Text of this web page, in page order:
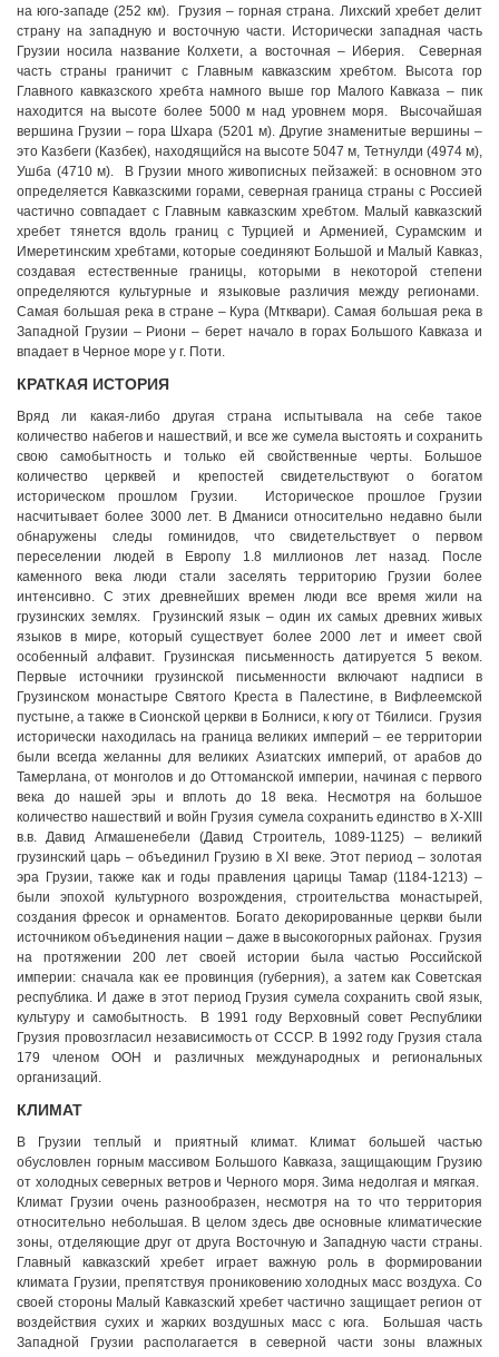
на юго-западе (252 км). Грузия – горная страна. Лихский хребет делит
страну на западную и восточную части. Исторически западная часть
Грузии носила название Колхети, а восточная – Иберия. Северная
часть страны граничит с Главным кавказским хребтом. Высота гор
Главного кавказского хребта намного выше гор Малого Кавказа – пик
находится на высоте более 5000 м над уровнем моря. Высочайшая
вершина Грузии – гора Шхара (5201 м). Другие знаменитые вершины –
это Казбеги (Казбек), находящийся на высоте 5047 м, Тетнулди (4974 м),
Ушба (4710 м). В Грузии много живописных пейзажей: в основном это
определяется Кавказскими горами, северная граница страны с Россией
частично совпадает с Главным кавказским хребтом. Малый кавказский
хребет тянется вдоль границ с Турцией и Арменией, Сурамским и
Имеретинским хребтами, которые соединяют Большой и Малый Кавказ,
создавая естественные границы, которыми в некоторой степени
определяются культурные и языковые различия между регионами.
Самая большая река в стране – Кура (Мтквари). Самая большая река в
Западной Грузии – Риони – берет начало в горах Большого Кавказа и
впадает в Черное море у г. Поти.
КРАТКАЯ ИСТОРИЯ
Вряд ли какая-либо другая страна испытывала на себе такое
количество набегов и нашествий, и все же сумела выстоять и сохранить
свою самобытность и только ей свойственные черты. Большое
количество церквей и крепостей свидетельствуют о богатом
историческом прошлом Грузии. Историческое прошлое Грузии
насчитывает более 3000 лет. В Дманиси относительно недавно были
обнаружены следы гоминидов, что свидетельствует о первом
переселении людей в Европу 1.8 миллионов лет назад. После
каменного века люди стали заселять территорию Грузии более
интенсивно. С этих древнейших времен люди все время жили на
грузинских землях. Грузинский язык – один их самых древних живых
языков в мире, который существует более 2000 лет и имеет свой
особенный алфавит. Грузинская письменность датируется 5 веком.
Первые источники грузинской письменности включают надписи в
Грузинском монастыре Святого Креста в Палестине, в Вифлеемской
пустыне, а также в Сионской церкви в Болниси, к югу от Тбилиси. Грузия
исторически находилась на граница великих империй – ее территории
были всегда желанны для великих Азиатских империй, от арабов до
Тамерлана, от монголов и до Оттоманской империи, начиная с первого
века до нашей эры и вплоть до 18 века. Несмотря на большое
количество нашествий и войн Грузия сумела сохранить единство в X-XIII
в.в. Давид Агмашенебели (Давид Строитель, 1089-1125) – великий
грузинский царь – объединил Грузию в XI веке. Этот период – золотая
эра Грузии, также как и годы правления царицы Тамар (1184-1213) –
были эпохой культурного возрождения, строительства монастырей,
создания фресок и орнаментов. Богато декорированные церкви были
источником объединения нации – даже в высокогорных районах. Грузия
на протяжении 200 лет своей истории была частью Российской
империи: сначала как ее провинция (губерния), а затем как Советская
республика. И даже в этот период Грузия сумела сохранить свой язык,
культуру и самобытность. В 1991 году Верховный совет Республики
Грузия провозгласил независимость от СССР. В 1992 году Грузия стала
179 членом ООН и различных международных и региональных
организаций.
КЛИМАТ
В Грузии теплый и приятный климат. Климат большей частью
обусловлен горным массивом Большого Кавказа, защищающим Грузию
от холодных северных ветров и Черного моря. Зима недолгая и мягкая.
Климат Грузии очень разнообразен, несмотря на то что территория
относительно небольшая. В целом здесь две основные климатические
зоны, отделяющие друг от друга Восточную и Западную части страны.
Главный кавказский хребет играет важную роль в формировании
климата Грузии, препятствуя прониковению холодных масс воздуха. Со
своей стороны Малый Кавказский хребет частично защищает регион от
воздействия сухих и жарких воздушных масс с юга. Большая часть
Западной Грузии располагается в северной части зоны влажных